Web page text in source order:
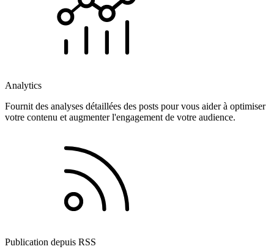
Analytics
Fournit des analyses détaillées des posts pour vous aider à optimiser
votre contenu et augmenter l'engagement de votre audience.
Publication depuis RSS